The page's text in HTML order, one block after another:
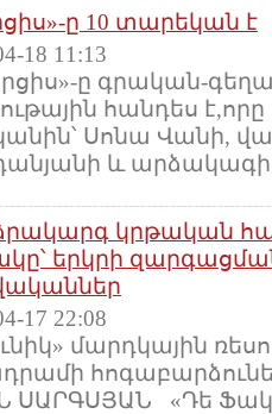
ը 10 տարեկան է
18 11:13
ը գրական-
հանդես է,որը
Սոնա Վանի,
և
կրթական
երկրի
17 22:08
մարդկային
«Դե